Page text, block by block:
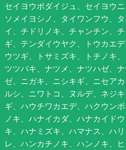
セイヨウボダイジュ、セイヨウニ
ソメイヨシノ、タイワンフウ、
イ、チドリノキ、チャンチン、
ギ、テンダイウヤク、トウカエ
ウツギ、トサミズキ、トチノキ
ツツバキ、ナツメ、ナツハゼ、
ゼ、ニガキ、ニシキギ、ニセア
ルシ、ニワトコ、ヌルデ、ネジ
ギ、ハウチワカエデ、ハクウン
ノキ、ハナイカダ、ハナカイド
キ、ハナミズキ、ハマナス、ハ
レ、ハンカチノキ、ハンノキ、